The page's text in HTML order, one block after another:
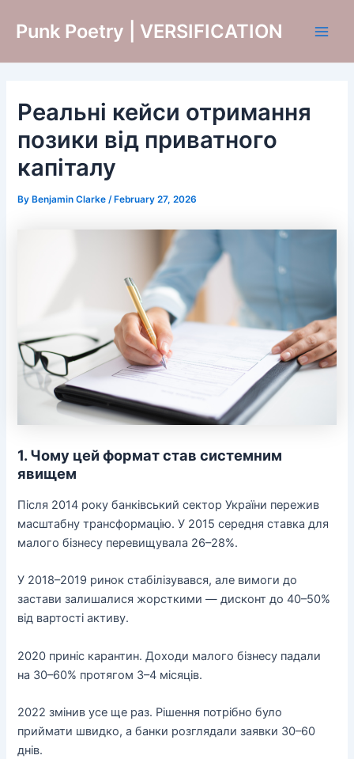
Punk Poetry | VERSIFICATION
Реальні кейси отримання
позики від приватного
капіталу
ByBenjamin Clarke /February 27, 2026
1. Чому цей формат став системним
явищем
Після 2014 року банківський сектор України пережив
масштабну трансформацію. У 2015 середня ставка для
малого бізнесу перевищувала 26–28%.
У 2018–2019 ринок стабілізувався, але вимоги до
застави залишалися жорсткими — дисконт до 40–50%
від вартості активу.
2020 приніс карантин. Доходи малого бізнесу падали
на 30–60% протягом 3–4 місяців.
2022 змінив усе ще раз. Рішення потрібно було
приймати швидко, а банки розглядали заявки 30–60
днів.